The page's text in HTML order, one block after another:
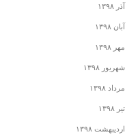
آذر ۱۳۹۸
آبان ۱۳۹۸
مهر ۱۳۹۸
شهریور ۱۳۹۸
مرداد ۱۳۹۸
تیر ۱۳۹۸
اردیبهشت ۱۳۹۸